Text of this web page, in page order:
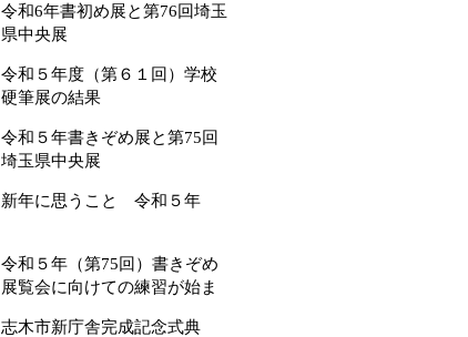
令和6年書初め展と第76回埼玉
県中央展
令和５年度（第６１回）学校
硬筆展の結果
令和５年書きぞめ展と第75回
埼玉県中央展
新年に思うこと 令和５年
令和５年（第75回）書きぞめ
展覧会に向けての練習が始ま
志木市新庁舎完成記念式典